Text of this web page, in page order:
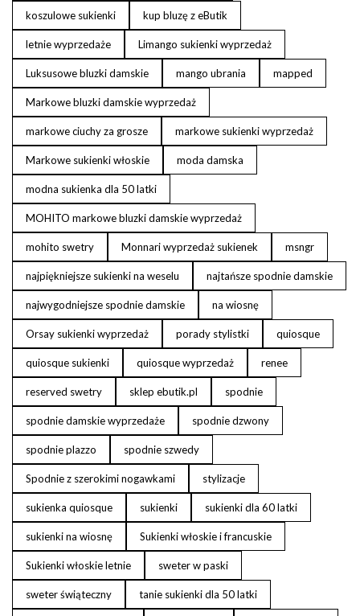
koszulowe sukienki kup bluzę z eButik
letnie wyprzedaże Limango sukienki wyprzedaż
Luksusowe bluzki damskie mango ubrania mapped
Markowe bluzki damskie wyprzedaż
markowe ciuchy za grosze markowe sukienki wyprzedaż
Markowe sukienki włoskie moda damska
modna sukienka dla 50 latki
MOHITO markowe bluzki damskie wyprzedaż
mohito swetry Monnari wyprzedaż sukienek msngr
najpiękniejsze sukienki na weselu najtańsze spodnie damskie
najwygodniejsze spodnie damskie na wiosnę
Orsay sukienki wyprzedaż porady stylistki quiosque
quiosque sukienki quiosque wyprzedaż renee
reserved swetry sklep ebutik.pl spodnie
spodnie damskie wyprzedaże spodnie dzwony
spodnie plazzo spodnie szwedy
Spodnie z szerokimi nogawkami stylizacje
sukienka quiosque sukienki sukienki dla 60 latki
sukienki na wiosnę Sukienki włoskie i francuskie
Sukienki włoskie letnie sweter w paski
sweter świąteczny tanie sukienki dla 50 latki